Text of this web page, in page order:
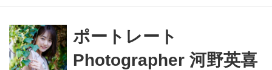
モデルの動きに合わせてフレームをキ
メる様子を堪能しよう。
ポートレート
Photographer 河野英喜